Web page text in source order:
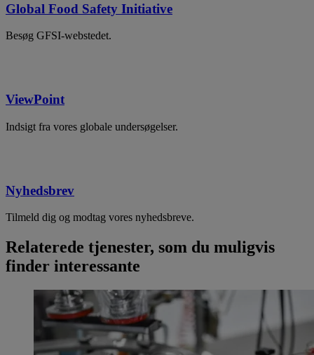
Global Food Safety Initiative
Besøg GFSI-webstedet.
ViewPoint
Indsigt fra vores globale undersøgelser.
Nyhedsbrev
Tilmeld dig og modtag vores nyhedsbreve.
Relaterede tjenester, som du muligvis
finder interessante